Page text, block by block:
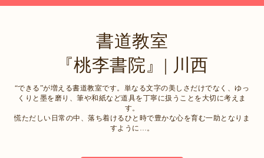
書道教室
『桃李書院』| 川西
“できる”が増える書道教室です。単なる文字の美しさだけでなく、ゆっ
くりと墨を磨り、筆や和紙など道具を丁寧に扱うことを大切に考えま
す。
慌ただしい日常の中、落ち着けるひと時で豊かな心を育む一助となりま
すように…。